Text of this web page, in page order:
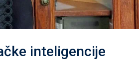
inteligencije